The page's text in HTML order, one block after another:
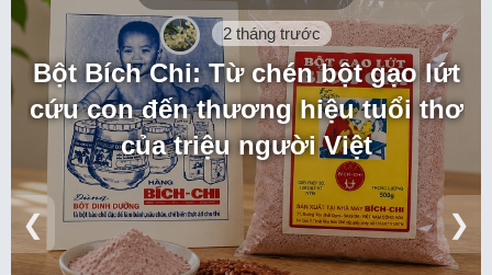
2 tháng trước
Bột Bích Chi: Từ chén bột gạo lứt
cứu con đến thương hiệu tuổi thơ
của triệu người Việt
❮ ❯